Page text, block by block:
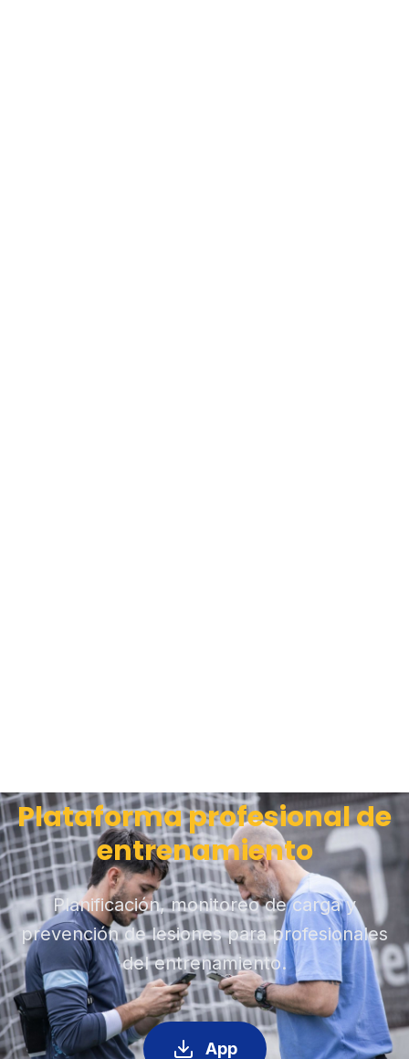
Plataforma profesional de
entrenamiento
Planificación, monitoreo de carga y
prevención de lesiones para profesionales
del entrenamiento.
App